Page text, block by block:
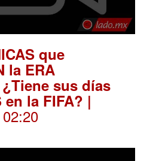
que
la ERA
¿Tiene sus días
en la FIFA? |